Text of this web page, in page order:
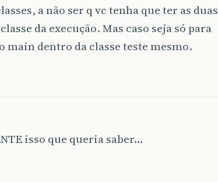
a não ser q vc tenha que ter as duas
da execução. Mas caso seja só para
main dentro da classe teste mesmo.
isso que queria saber…